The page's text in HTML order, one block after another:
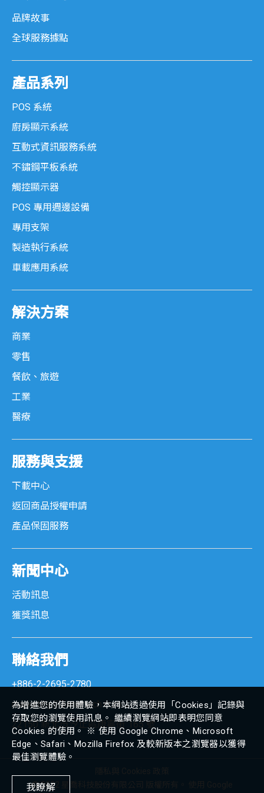
品牌故事
全球服務據點
產品系列
POS 系統
廚房顯示系統
互動式資訊服務系統
不鏽鋼平板系統
觸控顯示器
POS 專用週邊設備
專用支架
製造執行系統
車載應用系統
解決方案
商業
零售
餐飲、旅遊
工業
醫療
服務與支援
下載中心
返回商品授權申請
產品保固服務
新聞中心
活動訊息
獲獎訊息
聯絡我們
+886-2-2695-2780
marketing@senortech.com
22150 新北市汐止區康寧街 165 號
© 2022 星喬科技股份有限公司 版權所有。 使用 Google
我瞭解
為增進您的使用體驗，本網站透過使用「Cookies」記錄與
存取您的瀏覽使用訊息。 繼續瀏覽網站即表明您同意
Cookies 的使用。 ※ 使用 Google Chrome、Microsoft
Edge、Safari、Mozilla Firefox 及較新版本之瀏覽器以獲得
最佳瀏覽體驗。